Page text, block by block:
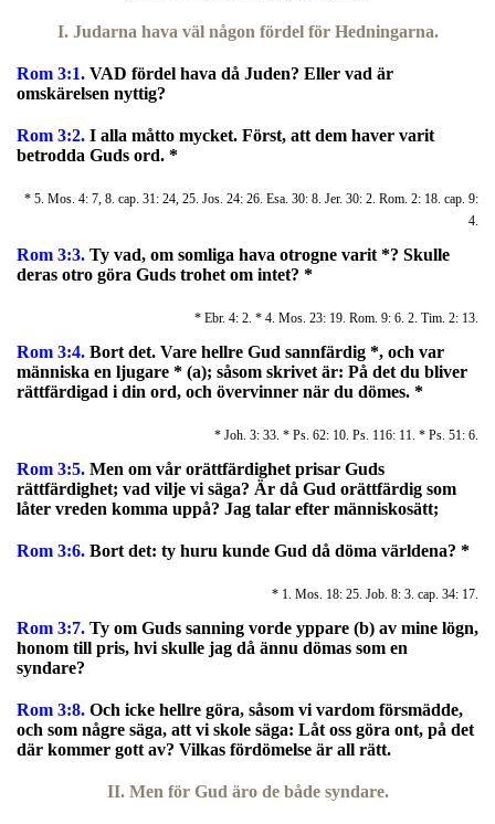
I. Judarna hava väl någon fördel för Hedningarna.
Rom 3:1. VAD fördel hava då Juden? Eller vad är
omskärelsen nyttig?
Rom 3:2. I alla måtto mycket. Först, att dem haver varit
betrodda Guds ord. *
* 5. Mos. 4: 7, 8. cap. 31: 24, 25. Jos. 24: 26. Esa. 30: 8. Jer. 30: 2. Rom. 2: 18. cap. 9:
4.
Rom 3:3. Ty vad, om somliga hava otrogne varit *? Skulle
deras otro göra Guds trohet om intet? *
* Ebr. 4: 2. * 4. Mos. 23: 19. Rom. 9: 6. 2. Tim. 2: 13.
Rom 3:4. Bort det. Vare hellre Gud sannfärdig *, och var
människa en ljugare * (a); såsom skrivet är: På det du bliver
rättfärdigad i din ord, och övervinner när du dömes. *
* Joh. 3: 33. * Ps. 62: 10. Ps. 116: 11. * Ps. 51: 6.
Rom 3:5. Men om vår orättfärdighet prisar Guds
rättfärdighet; vad vilje vi säga? Är då Gud orättfärdig som
låter vreden komma uppå? Jag talar efter människosätt;
Rom 3:6. Bort det: ty huru kunde Gud då döma världena? *
* 1. Mos. 18: 25. Job. 8: 3. cap. 34: 17.
Rom 3:7. Ty om Guds sanning vorde yppare (b) av mine lögn,
honom till pris, hvi skulle jag då ännu dömas som en
syndare?
Rom 3:8. Och icke hellre göra, såsom vi vardom försmädde,
och som någre säga, att vi skole säga: Låt oss göra ont, på det
där kommer gott av? Vilkas fördömelse är all rätt.
II. Men för Gud äro de både syndare.